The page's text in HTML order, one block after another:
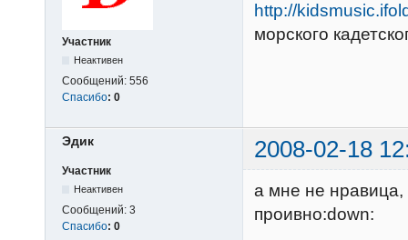
Участник
Неактивен
Сообщений: 556
Спасибо: 0
http://
морского
Эдик 2008-02-18
Участник
Неактивен
Сообщений: 3
Спасибо: 0
а мне не нравица,
проивно:down: